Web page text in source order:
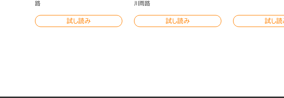
路
試し読み
川雨路
試し読み 試し読